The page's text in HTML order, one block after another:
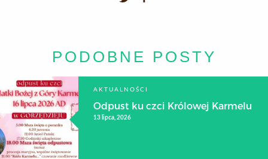
PODOBNE POSTY
AKTUALNOŚCI
Odpust ku czci Królowej Karmelu
13 lipca, 2026